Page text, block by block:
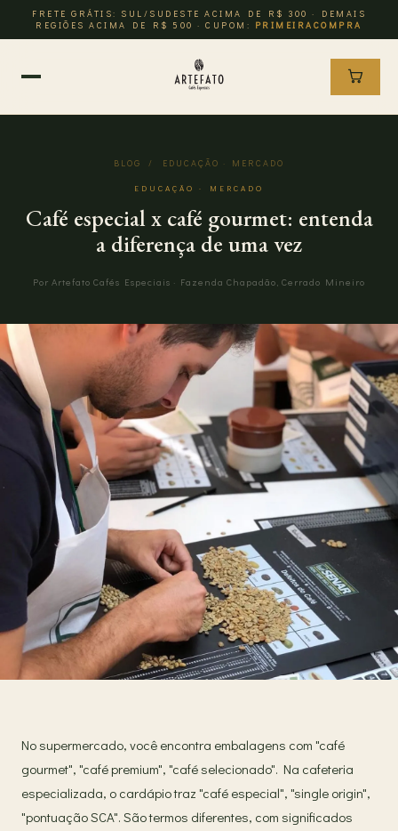
FRETE GRÁTIS: SUL/SUDESTE ACIMA DE R$ 300 · DEMAIS
REGIÕES ACIMA DE R$ 500 · CUPOM: PRIMEIRACOMPRA
BLOG / EDUCAÇÃO · MERCADO
EDUCAÇÃO · MERCADO
Café especial x café gourmet: entenda
a diferença de uma vez
Por Artefato Cafés Especiais · Fazenda Chapadão, Cerrado Mineiro
No supermercado, você encontra embalagens com "café
gourmet", "café premium", "café selecionado". Na cafeteria
especializada, o cardápio traz "café especial", "single origin",
"pontuação SCA". São termos diferentes, com significados